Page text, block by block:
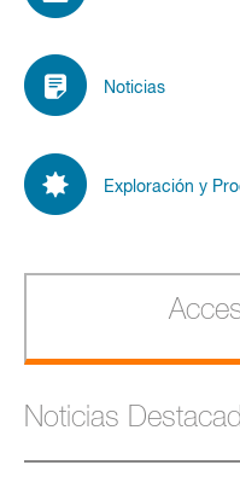
Noticias
Exploración y
PRECIOS DE
LICITACIONES
Noticias